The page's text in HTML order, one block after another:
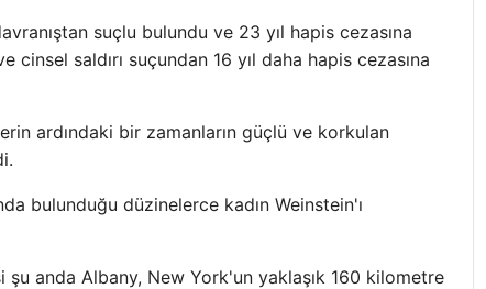
suçlu bulundu ve 23 yıl hapis cezasına
saldırı suçundan 16 yıl daha hapis cezasına
ardındaki bir zamanların güçlü ve korkulan
bulunduğu düzinelerce kadın Weinstein'ı
anda Albany, New York'un yaklaşık 160 kilometre